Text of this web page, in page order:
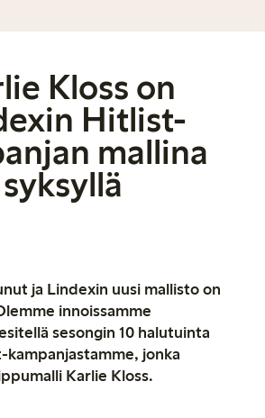
Kloss on
Hitlist-
mallina
syksyllä
ja Lindexin uusi mallisto on
innoissamme
sesongin 10 halutuinta
jonka
Karlie Kloss.